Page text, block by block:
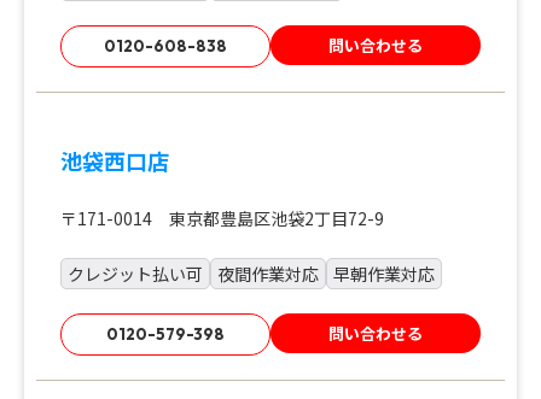
0120-608-838 問い合わせる
池袋西口店
〒171-0014 東京都豊島区池袋2丁目72-9
クレジット払い可 夜間作業対応 早朝作業対応
0120-579-398 問い合わせる